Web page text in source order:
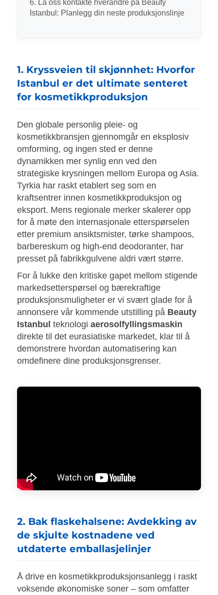
6. La oss kontakte hverandre på Beauty
Istanbul: Planlegg din neste produksjonslinje
1. Kryssveien til skjønnhet: Hvorfor
Istanbul er det ultimate senteret
for kosmetikkproduksjon
Den globale personlig pleie- og
kosmetikkbransjen gjennomgår en eksplosiv
omforming, og ingen sted er denne
dynamikken mer synlig enn ved den
strategiske krysningen mellom Europa og Asia.
Tyrkia har raskt etablert seg som en
kraftsentrer innen kosmetikkproduksjon og
eksport. Mens regionale merker skalerer opp
for å møte den internasjonale etterspørselen
etter premium ansiktsmister, tørke shampoos,
barbereskum og high-end deodoranter, har
presset på fabrikkgulvene aldri vært større.
For å lukke den kritiske gapet mellom stigende
markedsetterspørsel og bærekraftige
produksjonsmuligheter er vi svært glade for å
annonsere vår kommende utstilling på Beauty
Istanbul teknologi aerosolfyllingsmaskin
direkte til det eurasiatiske markedet, klar til å
demonstrere hvordan automatisering kan
omdefinere dine produksjonsgrenser.
2. Bak flaskehalsene: Avdekking av
de skjulte kostnadene ved
utdaterte emballasjelinjer
Å drive en kosmetikkproduksjonsanlegg i raskt
voksende økonomiske soner – som omfatter